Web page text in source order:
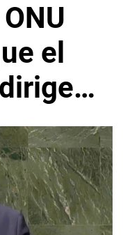
el